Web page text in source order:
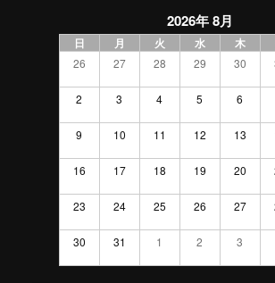
2026年 8月
日 月 火 水 木
26 27 28 29 30
2 3 4 5 6
9 10 11 12 13
16 17 18 19 20
23 24 25 26 27
30 31 1 2 3